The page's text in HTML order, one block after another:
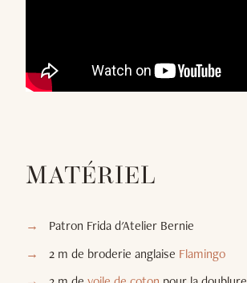
MATÉRIEL
Patron Frida d'Atelier Bernie
2 m de broderie anglaise Flamingo